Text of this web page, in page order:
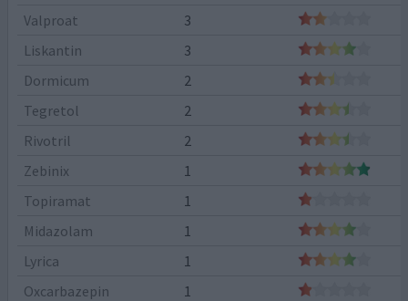
Valproat
3
Liskantin
3
Dormicum
2
Tegretol
2
Rivotril
2
Zebinix
1
Topiramat
1
Midazolam
1
Lyrica
1
Oxcarbazepin
1